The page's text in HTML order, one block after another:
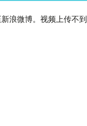
浪微博。视频上传不